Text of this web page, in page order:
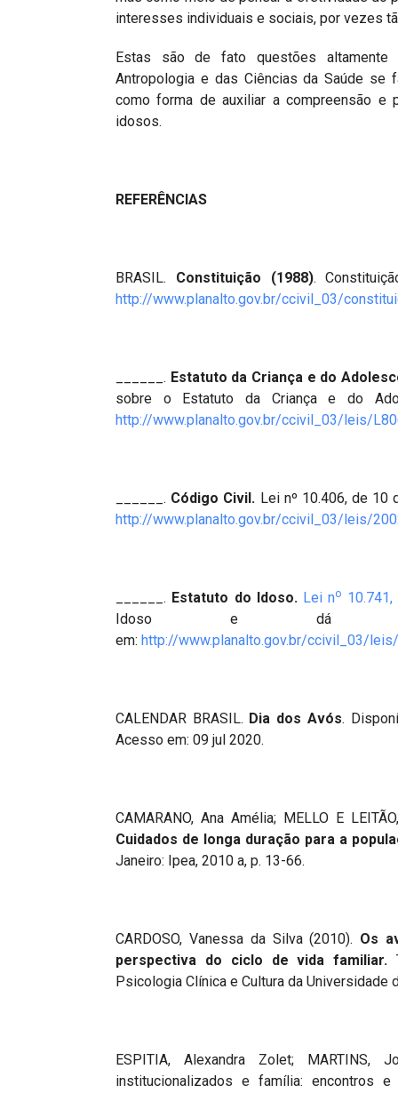
interesses individuais e sociais, por vezes
Estas são de fato questões altamente
Antropologia e das Ciências da Saúde se
como forma de auxiliar a compreensão
idosos.
REFERÊNCIAS
BRASIL. Constituição (1988).
http://www.planalto.gov.br/ccivil_03/
______. Estatuto da Criança e do
sobre o Estatuto da Criança e do
http://www.planalto.gov.br/ccivil_03/leis/
______. Código Civil. Lei nº 10.406, de 10
http://www.planalto.gov.br/ccivil_03/leis/
______. Estatuto do Idoso. Lei no
Idoso e dá outras
em: http://www.planalto.gov.br/ccivil_03/
CALENDAR BRASIL. Dia dos Avós.
Acesso em: 09 jul 2020.
CAMARANO, Ana Amélia; MELLO E
Cuidados de longa duração para a
Janeiro: Ipea, 2010 a, p. 13-66.
CARDOSO, Vanessa da Silva (2010). Os
perspectiva do ciclo de vida familiar.
Psicologia Clínica e Cultura da Universidade
ESPITIA, Alexandra Zolet;
institucionalizados e família: encontros